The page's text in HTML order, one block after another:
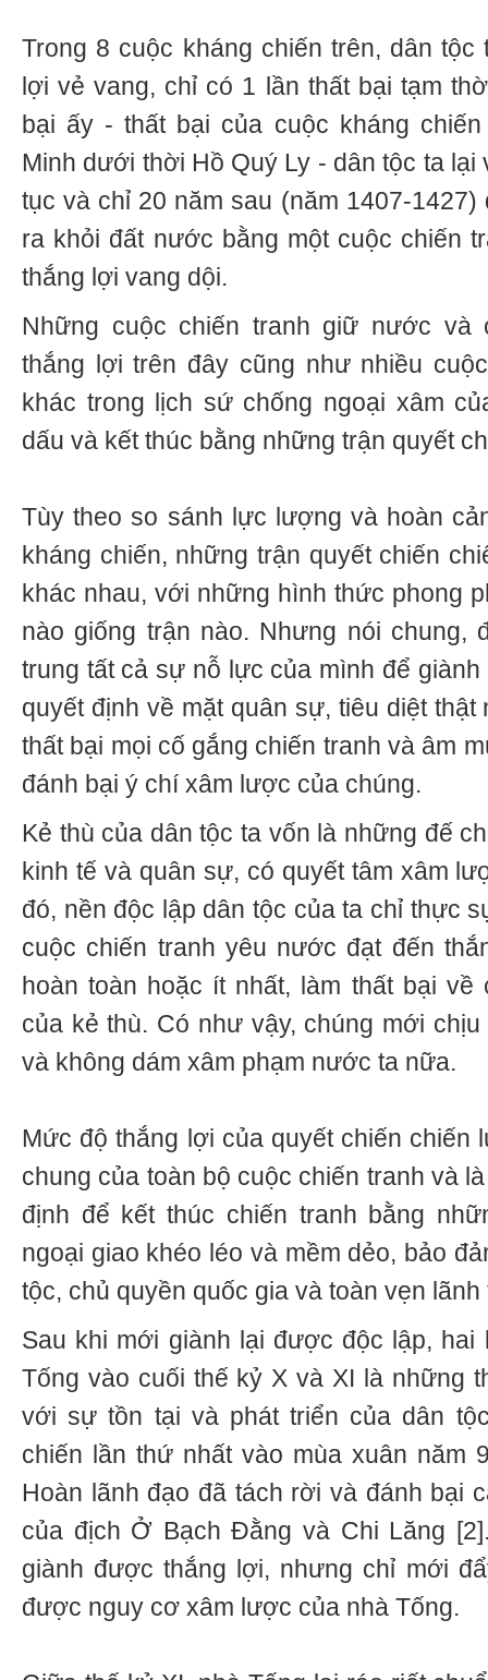
Trong 8 cuộc kháng chiến trên, dân
lợi vẻ vang, chỉ có 1 lần thất bại tạm
bại ấy - thất bại của cuộc kháng
Minh dưới thời Hồ Quý Ly - dân tộc ta
tục và chỉ 20 năm sau (năm 1407-
ra khỏi đất nước bằng một cuộc chiến
thắng lợi vang dội.
Những cuộc chiến tranh giữ nước và
thắng lợi trên đây cũng như nhiều
khác trong lịch sứ chống ngoại xâm
dấu và kết thúc bằng những trận quyết
Tùy theo so sánh lực lượng và hoàn
kháng chiến, những trận quyết chiến
khác nhau, với những hình thức phong
nào giống trận nào. Nhưng nói chung,
trung tất cả sự nỗ lực của mình để
quyết định về mặt quân sự, tiêu diệt
thất bại mọi cố gắng chiến tranh và âm
đánh bại ý chí xâm lược của chúng.
Kẻ thù của dân tộc ta vốn là những đế
kinh tế và quân sự, có quyết tâm xâm
đó, nền độc lập dân tộc của ta chỉ thực
cuộc chiến tranh yêu nước đạt đến
hoàn toàn hoặc ít nhất, làm thất bại
của kẻ thù. Có như vậy, chúng mới
và không dám xâm phạm nước ta nữa.
Mức độ thắng lợi của quyết chiến chiến
chung của toàn bộ cuộc chiến tranh và
định để kết thúc chiến tranh bằng
ngoại giao khéo léo và mềm dẻo, bảo
tộc, chủ quyền quốc gia và toàn vẹn
Sau khi mới giành lại được độc lập,
Tống vào cuối thế kỷ X và XI là những
với sự tồn tại và phát triển của dân
chiến lần thứ nhất vào mùa xuân năm
Hoàn lãnh đạo đã tách rời và đánh bại
của địch Ở Bạch Đằng và Chi Lăng
giành được thắng lợi, nhưng chỉ mới
được nguy cơ xâm lược của nhà Tống.